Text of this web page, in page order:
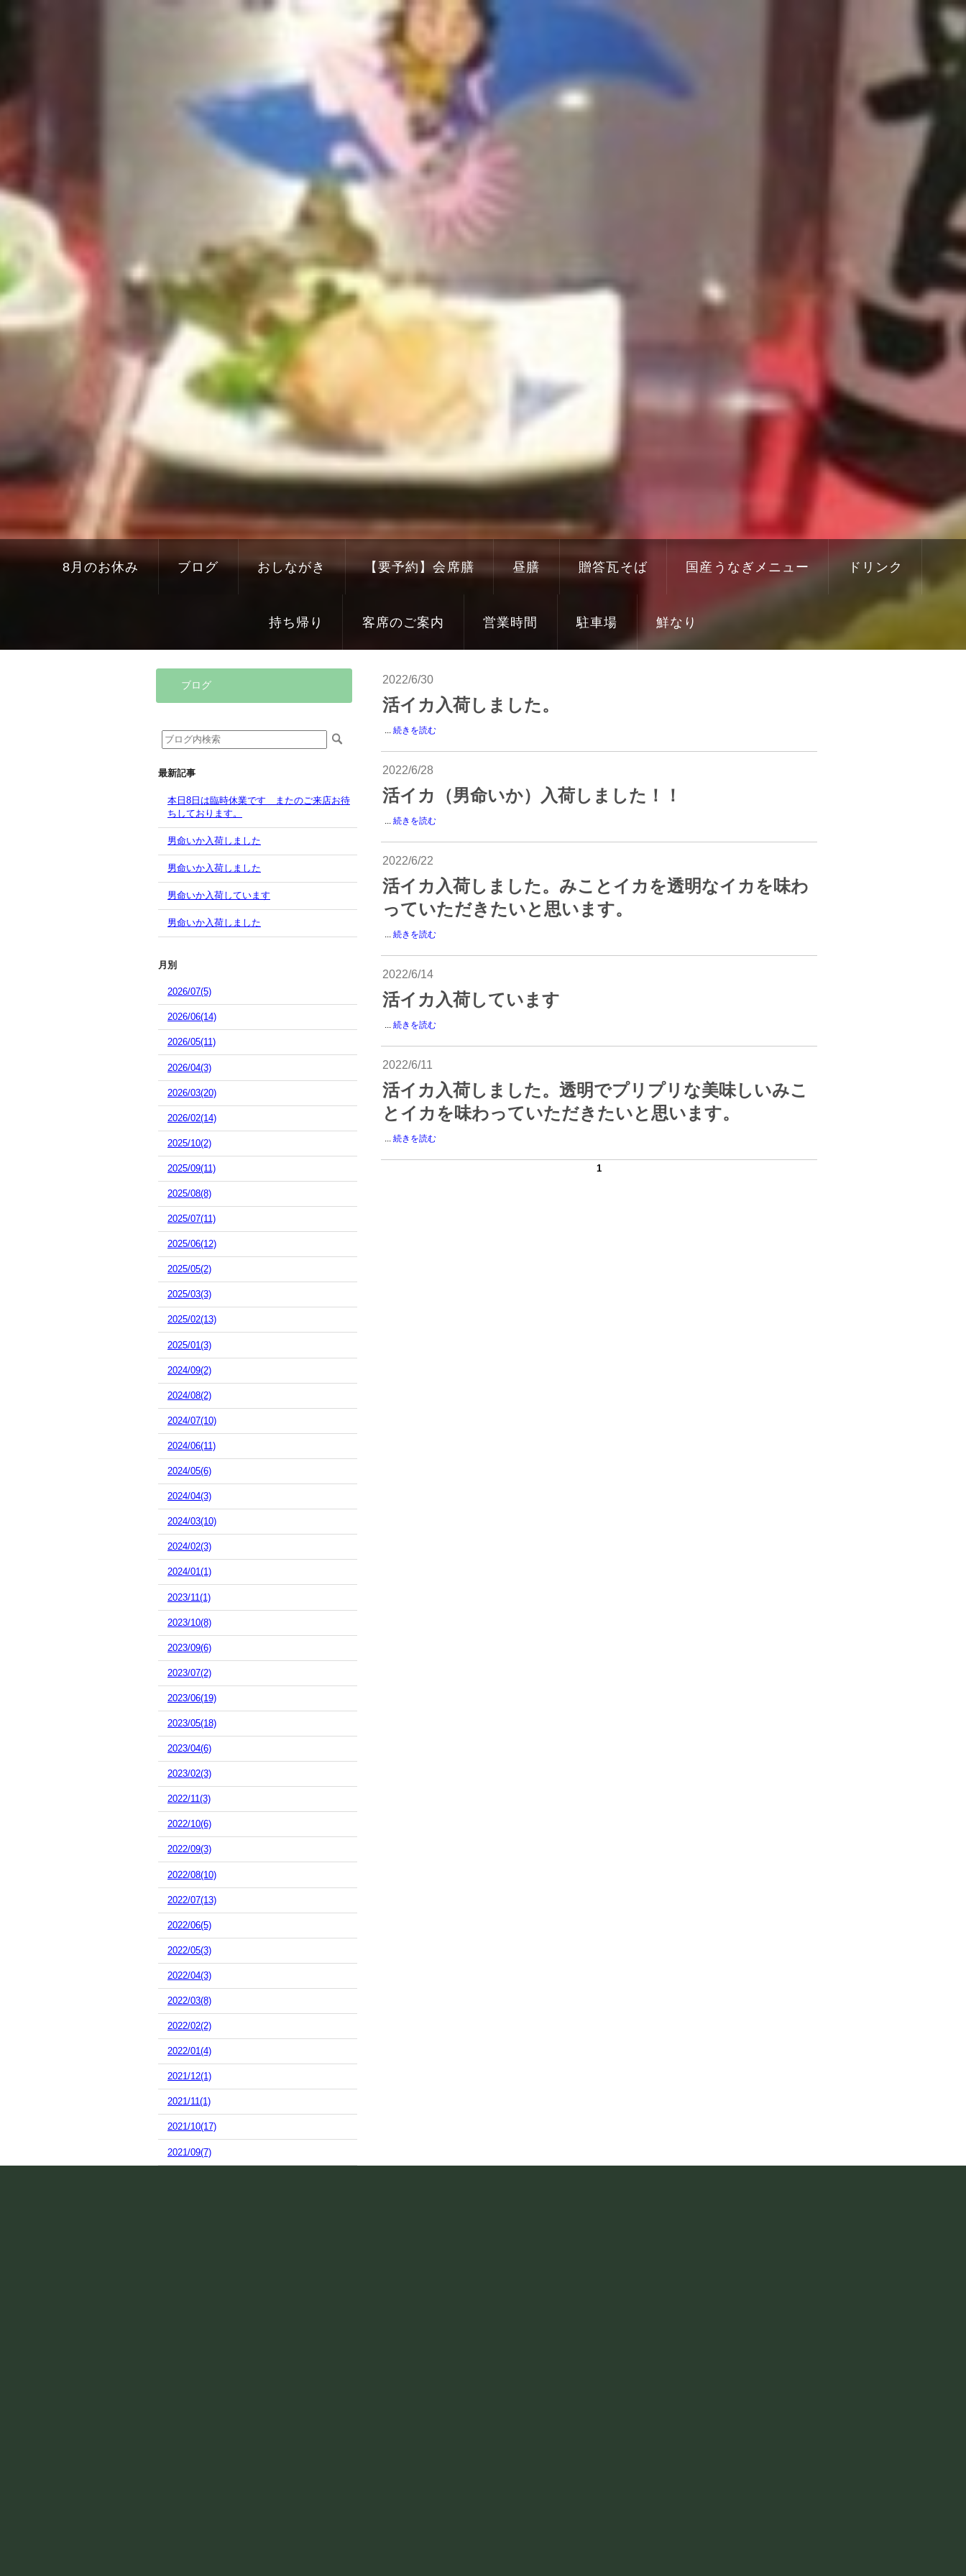
8月のお休み ブログ おしながき 【要予約】会席膳 昼膳 贈答瓦そば 国産うなぎメニュー ドリンク
持ち帰り 客席のご案内 営業時間 駐車場 鮮なり
ブログ
最新記事
本日8日は臨時休業です またのご来店お待
ちしております。
男命いか入荷しました
男命いか入荷しました
男命いか入荷しています
男命いか入荷しました
月別
2026/07(5)
2026/06(14)
2026/05(11)
2026/04(3)
2026/03(20)
2026/02(14)
2025/10(2)
2025/09(11)
2025/08(8)
2025/07(11)
2025/06(12)
2025/05(2)
2025/03(3)
2025/02(13)
2025/01(3)
2024/09(2)
2024/08(2)
2024/07(10)
2024/06(11)
2024/05(6)
2024/04(3)
2024/03(10)
2024/02(3)
2024/01(1)
2023/11(1)
2023/10(8)
2023/09(6)
2023/07(2)
2023/06(19)
2023/05(18)
2023/04(6)
2023/02(3)
2022/11(3)
2022/10(6)
2022/09(3)
2022/08(10)
2022/07(13)
2022/06(5)
2022/05(3)
2022/04(3)
2022/03(8)
2022/02(2)
2022/01(4)
2021/12(1)
2021/11(1)
2021/10(17)
2021/09(7)
2022/6/30
活イカ入荷しました。
...続きを読む
2022/6/28
活イカ（男命いか）入荷しました！！
...続きを読む
2022/6/22
活イカ入荷しました。みことイカを透明なイカを味わ
っていただきたいと思います。
...続きを読む
2022/6/14
活イカ入荷しています
...続きを読む
2022/6/11
活イカ入荷しました。透明でプリプリな美味しいみこ
とイカを味わっていただきたいと思います。
...続きを読む
1